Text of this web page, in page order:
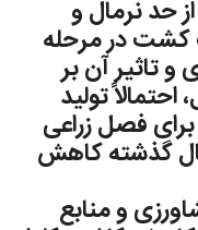
حد نرمال و
در مرحله
تاثير آن بر
تولید
براى فصل زراعى
سال گذشته كاهش
و منابع